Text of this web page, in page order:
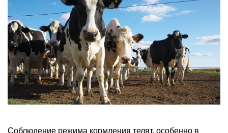
Соблюдение режима кормления телят, особенно в